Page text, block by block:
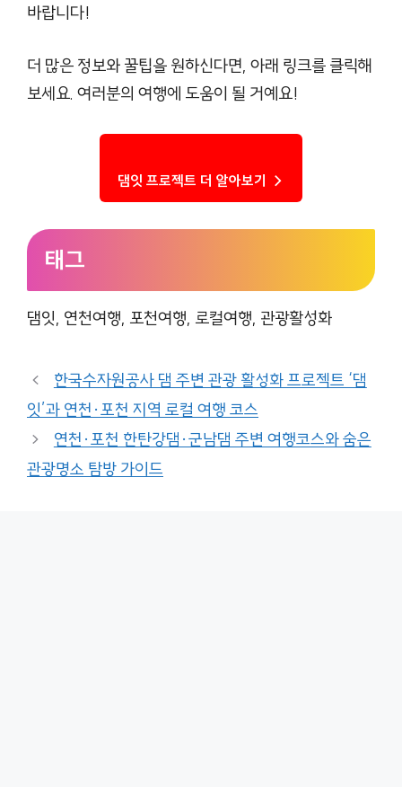
바랍니다!
더 많은 정보와 꿀팁을 원하신다면, 아래 링크를 클릭해
보세요. 여러분의 여행에 도움이 될 거예요!
댐잇 프로젝트 더 알아보기 →
태그
댐잇, 연천여행, 포천여행, 로컬여행, 관광활성화
한국수자원공사 댐 주변 관광 활성화 프로젝트 ‘댐
잇’과 연천·포천 지역 로컬 여행 코스
연천·포천 한탄강댐·군남댐 주변 여행코스와 숨은
관광명소 탐방 가이드